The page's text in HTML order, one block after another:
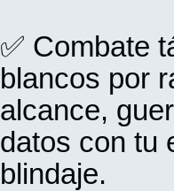
✅ Combate
blancos por
alcance,
datos con tu
blindaje.